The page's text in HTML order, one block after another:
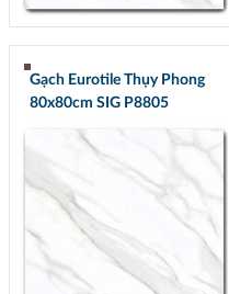
Gạch Eurotile Thụy Phong
80x80cm SIG P8805